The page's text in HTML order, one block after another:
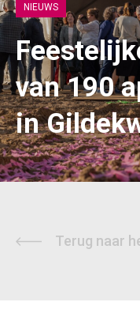
NIEUWS
van 190
in
Terug naar